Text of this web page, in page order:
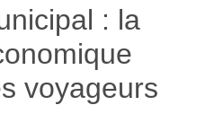
: la
voyageurs